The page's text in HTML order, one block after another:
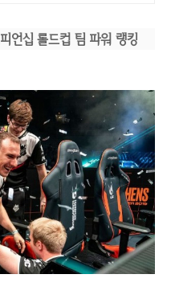
언십 롤드컵 팀 파워 랭킹